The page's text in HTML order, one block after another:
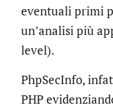
eventuali primi
un’analisi più
level).
PhpSecInfo,
PHP